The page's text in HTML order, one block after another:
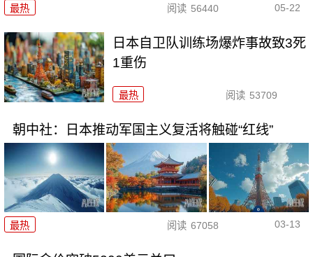
最热 阅读 56440 05-22
日本自卫队训练场爆炸事故致3死
1重伤
最热 阅读 53709
朝中社：日本推动军国主义复活将触碰“红线”
最热 阅读 67058 03-13